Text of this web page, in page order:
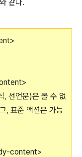
같다.
, 선언문)은 올 수 없
, 표준 액션은 가능
content>